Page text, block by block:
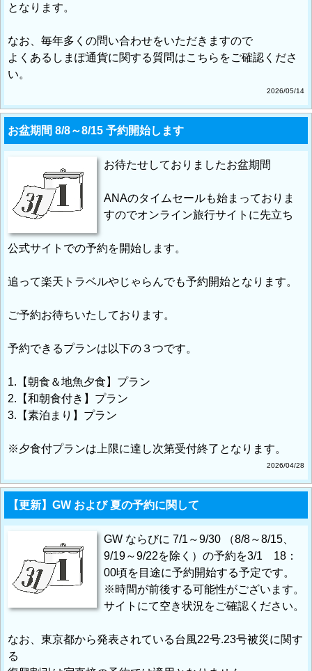
となります。
なお、毎年多くの問い合わせをいただきますので
よくあるしまぽ通貨に関する質問はこちらをご確認くださ
い。
2026/05/14
お盆期間 8/8～8/15 予約開始します
お待たせしておりましたお盆期間
ANAのタイムセールも始まっておりま
すのでオンライン旅行サイトに先立ち
公式サイトでの予約を開始します。
追って楽天トラベルやじゃらんでも予約開始となります。
ご予約お待ちいたしております。
予約できるプランは以下の３つです。
1.【朝食＆地魚夕食】プラン
2.【和朝食付き】プラン
3.【素泊まり】プラン
※夕食付プランは上限に達し次第受付終了となります。
2026/04/28
【更新】GW および 夏の予約に関して
GW ならびに 7/1～9/30 （8/8～8/15、
9/19～9/22を除く）の予約を3/1 18：
00頃を目途に予約開始する予定です。
※時間が前後する可能性がございます。
サイトにて空き状況をご確認ください。
なお、東京都から発表されている台風22号.23号被災に関す
る